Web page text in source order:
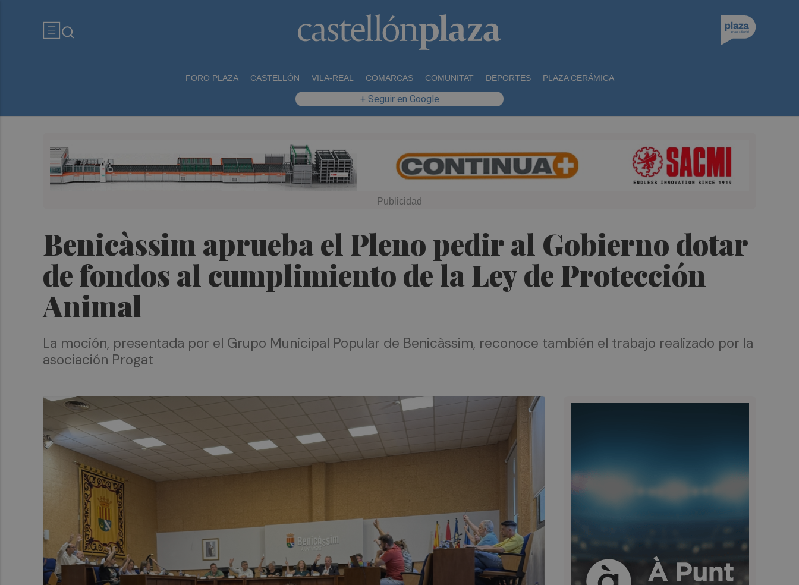
FORO PLAZA CASTELLÓN VILA-REAL COMARCAS COMUNITAT DEPORTES PLAZA CERÁMICA
+ Seguir en Google
Benicàssim aprueba el Pleno pedir al Gobierno dotar
de fondos al cumplimiento de la Ley de Protección
Animal
La moción, presentada por el Grupo Municipal Popular de Benicàssim, reconoce también el trabajo realizado por la
asociación Progat